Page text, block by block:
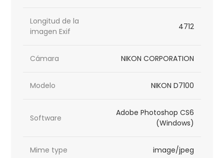
Longitud de la
imagen Exif
4712
Cámara NIKON CORPORATION
Modelo NIKON D7100
Software
Adobe Photoshop CS6
(Windows)
Mime type image/jpeg